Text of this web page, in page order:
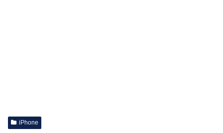
iPhone